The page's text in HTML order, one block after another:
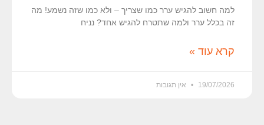
למה חשוב להגיש ערר כמו שצריך – ולא כמו שזה נשמע! מה
זה בכלל ערר ולמה שתטרח להגיש אחד? נניח
קרא עוד »
19/07/2026 אין תגובות